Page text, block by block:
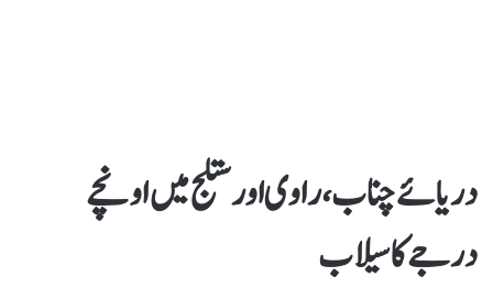
دریائے چناب، راوی اور ستلج میں اونچے
درجے کا سیلاب